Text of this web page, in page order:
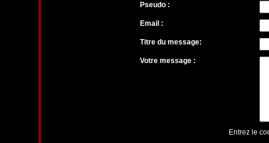
Pseudo :
Email :
Titre du message:
Votre message :
Entrez le